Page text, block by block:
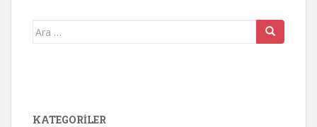
Arama
KATEGORİLER